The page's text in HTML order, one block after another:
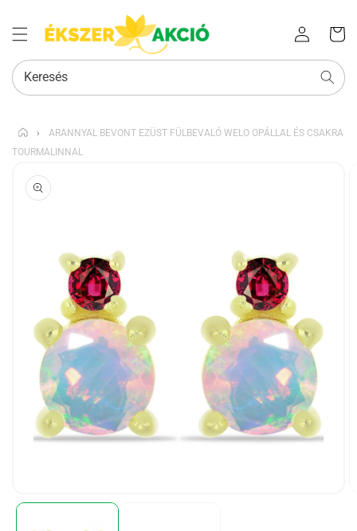
Bejelentkezés
kosara
Keresés
›
ARANNYAL BEVONT EZÜST FÜLBEVALÓ WELO OPÁLLAL ÉS CSAKRA
TOURMALINNAL
UGRÁS A
TERMÉKADATOKRA
médiafájl